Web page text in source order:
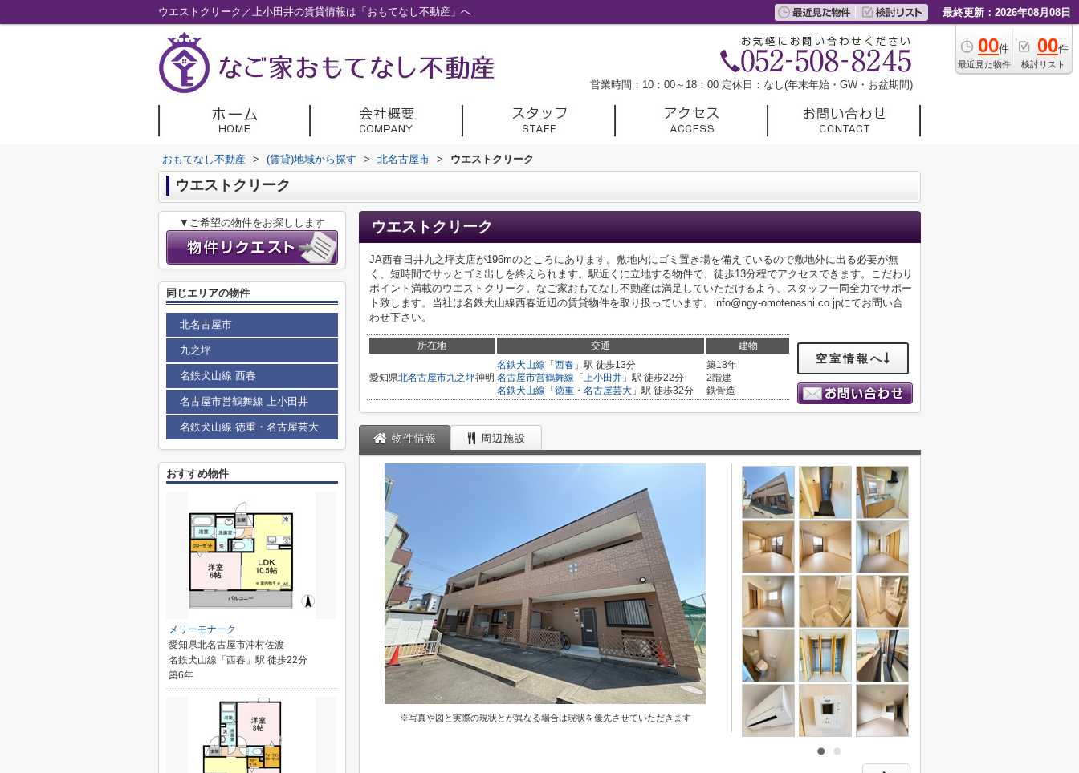
ウエストクリーク／上小田井の賃貸情報は「おもてなし不動産」へ 最終更新：2026年08月08日
00件
最近見た物件
00件
検討リスト
営業時間：10：00～18：00 定休日：なし(年末年始・GW・お盆期間)
おもてなし不動産 > (賃貸)地域から探す > 北名古屋市 > ウエストクリーク
ウエストクリーク
ウエストクリーク
JA西春日井九之坪支店が196mのところにあります。敷地内にゴミ置き場を備えているので敷地外に出る必要が無
く、短時間でサッとゴミ出しを終えられます。駅近くに立地する物件で、徒歩13分程でアクセスできます。こだわり
ポイント満載のウエストクリーク。なご家おもてなし不動産は満足していただけるよう、スタッフ一同全力でサポー
ト致します。当社は名鉄犬山線西春近辺の賃貸物件を取り扱っています。info@ngy-omotenashi.co.jpにてお問い合
わせ下さい。
所在地 交通 建物
愛知県北名古屋市九之坪神明
名鉄犬山線 「 西春 」駅 徒歩13分
名古屋市営鶴舞線 「 上小田井 」駅 徒歩22分
名鉄犬山線 「 徳重・名古屋芸大 」駅 徒歩32分
築18年
2階建
鉄骨造
空室情報へ
物件情報 周辺施設
※写真や図と実際の現状とが異なる場合は現状を優先させていただきます
▼ご希望の物件をお探しします
同じエリアの物件
北名古屋市
九之坪
名鉄犬山線 西春
名古屋市営鶴舞線 上小田井
名鉄犬山線 徳重・名古屋芸大
おすすめ物件
メリーモナーク
愛知県北名古屋市沖村佐渡
名鉄犬山線「西春」駅 徒歩22分
築6年